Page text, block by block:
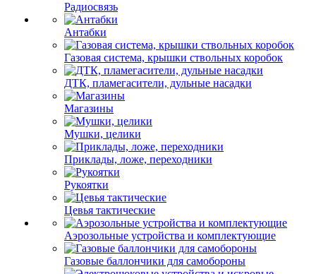
Радиосвязь
Антабки
Газовая система, крышки ствольных коробок
ДТК, пламегасители, дульные насадки
Магазины
Мушки, целики
Приклады, ложе, переходники
Рукоятки
Цевья тактические
Аэрозольные устройства и комплектующие
Газовые баллончики для самобороны